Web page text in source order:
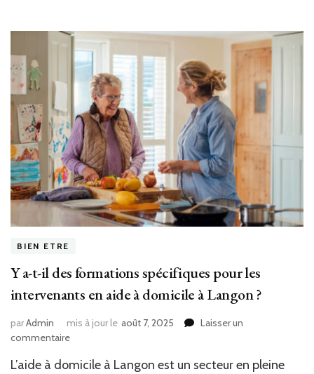
BIEN ETRE
Y a-t-il des formations spécifiques pour les
intervenants en aide à domicile à Langon ?
parAdmin mis à jour le août 7, 2025
Laisser un
commentairesur
a-
L’aide à domicile à Langon est un secteur en pleine